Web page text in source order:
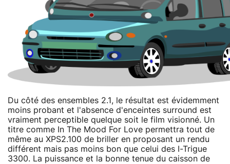
Du côté des ensembles 2.1, le résultat est évidemment
moins probant et l'absence d'enceintes surround est
vraiment perceptible quelque soit le film visionné. Un
titre comme In The Mood For Love permettra tout de
même au XPS2.100 de briller en proposant un rendu
différent mais pas moins bon que celui des I-Trigue
3300. La puissance et la bonne tenue du caisson de